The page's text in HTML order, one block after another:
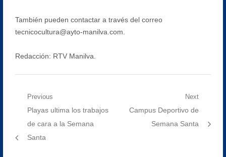
También pueden contactar a través del correo
tecnicocultura@ayto-manilva.com.
Redacción: RTV Manilva.
Navegación
entradas
Previous
Previous
post:
Playas ultima los trabajos
de cara a la Semana
Santa
Next
Next
Campus Deportivo de
Semana Santa